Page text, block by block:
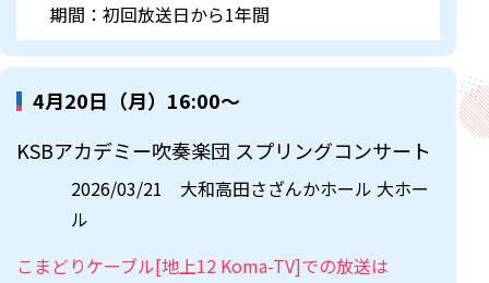
期間：初回放送日から1年間
4月20日（月）16:00～
KSBアカデミー吹奏楽団 スプリングコンサート
2026/03/21 大和高田さざんかホール 大ホー
ル
こまどりケーブル[地上12 Koma-TV]での放送は